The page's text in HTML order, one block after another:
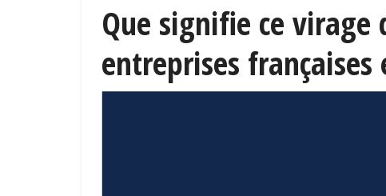
Que signifie ce virage
entreprises françaises